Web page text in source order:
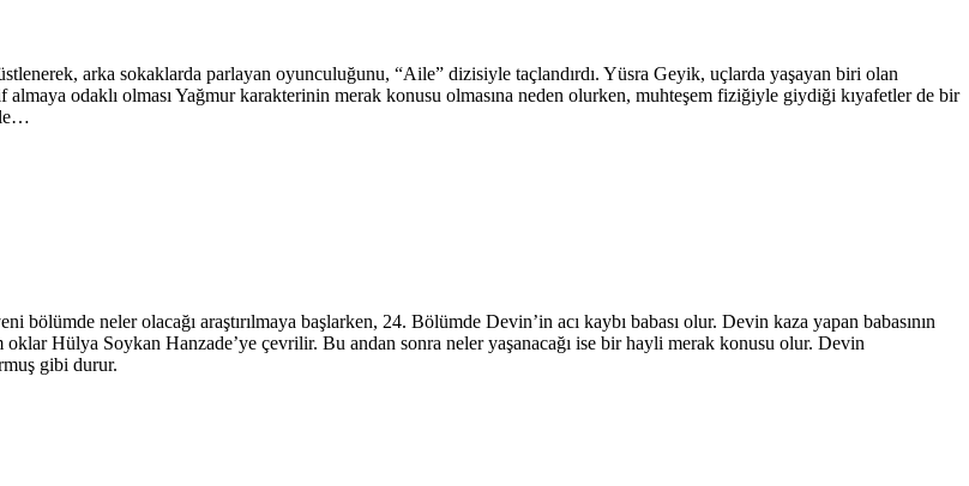
arka sokaklarda parlayan oyunculuğunu, “Aile” dizisiyle taçlandırdı. Yüsra Geyik, uçlarda yaşayan biri olan
odaklı olması Yağmur karakterinin merak konusu olmasına neden olurken, muhteşem fiziğiyle giydiği kıyafetler de bir
neler olacağı araştırılmaya başlarken, 24. Bölümde Devin’in acı kaybı babası olur. Devin kaza yapan babasının
oklar Hülya Soykan Hanzade’ye çevrilir. Bu andan sonra neler yaşanacağı ise bir hayli merak konusu olur. Devin
gibi durur.